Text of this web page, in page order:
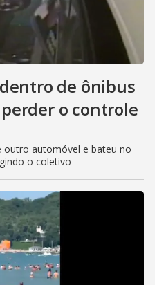
de ônibus
o controle
outro automóvel e bateu no
o coletivo